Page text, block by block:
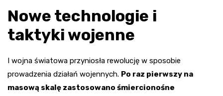
Nowe technologie i
taktyki wojenne
I wojna światowa przyniosła rewolucję w sposobie
prowadzenia działań wojennych. Po raz pierwszy na
masową skalę zastosowano śmiercionośne